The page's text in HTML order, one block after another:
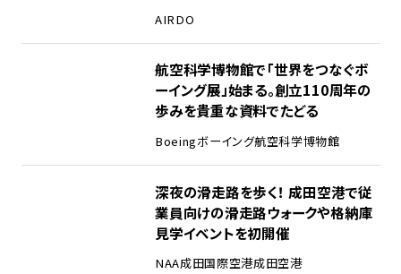
AIRDO
航空科学博物館で「世界をつなぐボ
ーイング展」始まる。創立110周年の
歩みを貴重な資料でたどる
Boeingボーイング航空科学博物館
深夜の滑走路を歩く！ 成田空港で従
業員向けの滑走路ウォークや格納庫
見学イベントを初開催
NAA成田国際空港成田空港